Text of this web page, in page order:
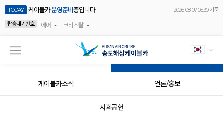
TODAY 케이블카운영준비 중입니다.
2026-08-07 05:30 기준
탑승대기번호
에어 - 크리스탈 -
케이블카소식 언론/홍보
사회공헌